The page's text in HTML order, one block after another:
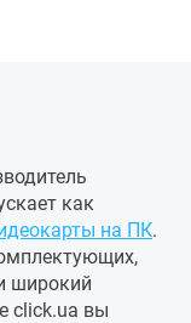
как
на ПК.
широкий
click.ua вы